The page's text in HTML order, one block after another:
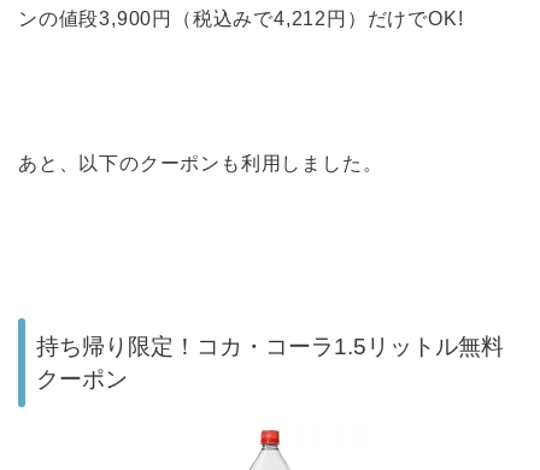
ンの値段3,900円（税込みで4,212円）だけでOK!
あと、以下のクーポンも利用しました。
持ち帰り限定！コカ・コーラ1.5リットル無料
クーポン